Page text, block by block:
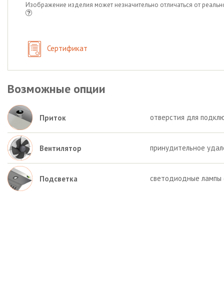
Изображение изделия может незначительно отличаться от
Сертификат
Возможные опции
Приток отверстия для
Вентилятор принудительное
Подсветка светодиодные лампы